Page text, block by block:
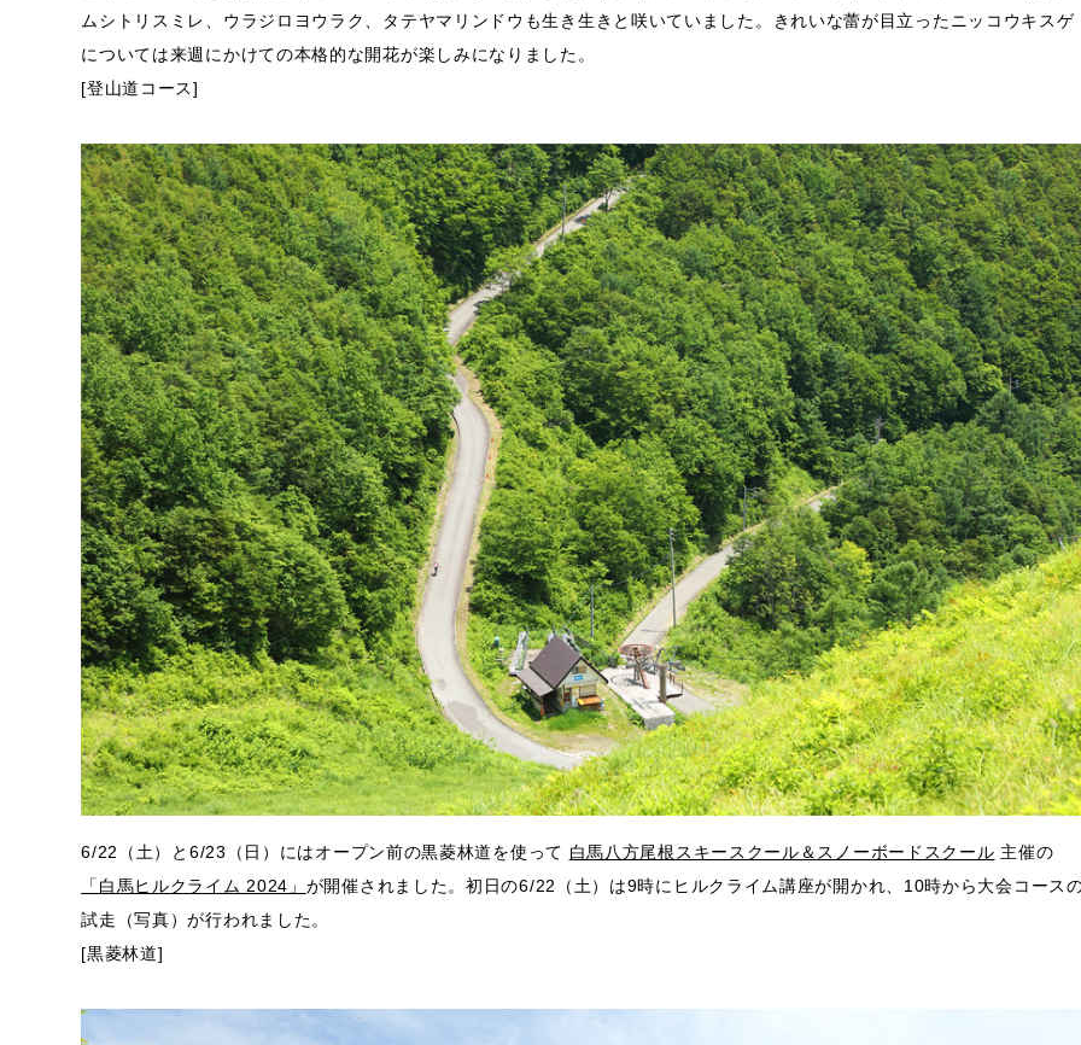
ムシトリスミレ、ウラジロヨウラク、タテヤマリンドウも生き生きと咲いていました。きれいな蕾が目立ったニッコウキスゲ
については来週にかけての本格的な開花が楽しみになりました。
[登山道コース]
6/22（土）と6/23（日）にはオープン前の黒菱林道を使って 白馬八方尾根スキースクール＆スノーボードスクール 主催の
「白馬ヒルクライム 2024」 が開催されました。初日の6/22（土）は9時にヒルクライム講座が開かれ、10時から大会コース
試走（写真）が行われました。
[黒菱林道]